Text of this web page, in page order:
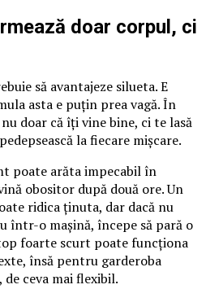
doar corpul, ci
să avantajeze silueta. E
asta e puțin prea vagă. În
doar că îți vine bine, ci te lasă
la fiecare mișcare.
poate arăta impecabil în
obositor după două ore. Un
ridica ținuta, dar dacă nu
într-o mașină, începe să pară o
foarte scurt poate funcționa
însă pentru garderoba
de ceva mai flexibil.